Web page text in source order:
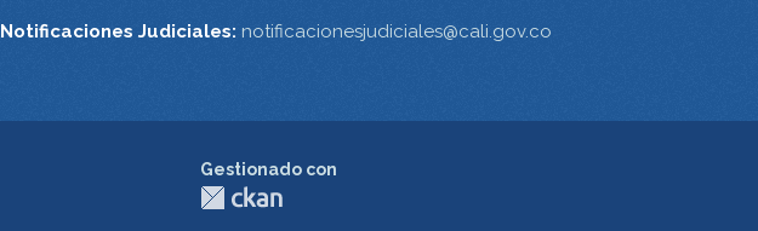
Notificaciones Judiciales: notificacionesjudiciales@cali.gov.co
Gestionado con